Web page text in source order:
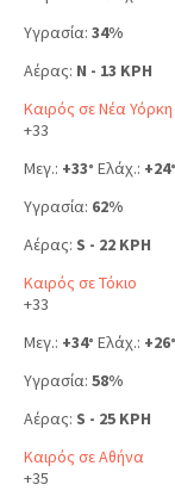
Υγρασία: 34%
Αέρας: N - 13 KPH
Καιρός σε Νέα Υόρκη
+33
Μεγ.: +33° Ελάχ.: +24°
Υγρασία: 62%
Αέρας: S - 22 KPH
Καιρός σε Τόκιο
+33
Μεγ.: +34° Ελάχ.: +26°
Υγρασία: 58%
Αέρας: S - 25 KPH
Καιρός σε Αθήνα
+35